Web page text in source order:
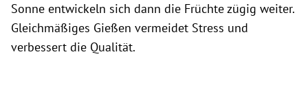
Sonne entwickeln sich dann die Früchte zügig weiter.
Gleichmäßiges Gießen vermeidet Stress und
verbessert die Qualität.